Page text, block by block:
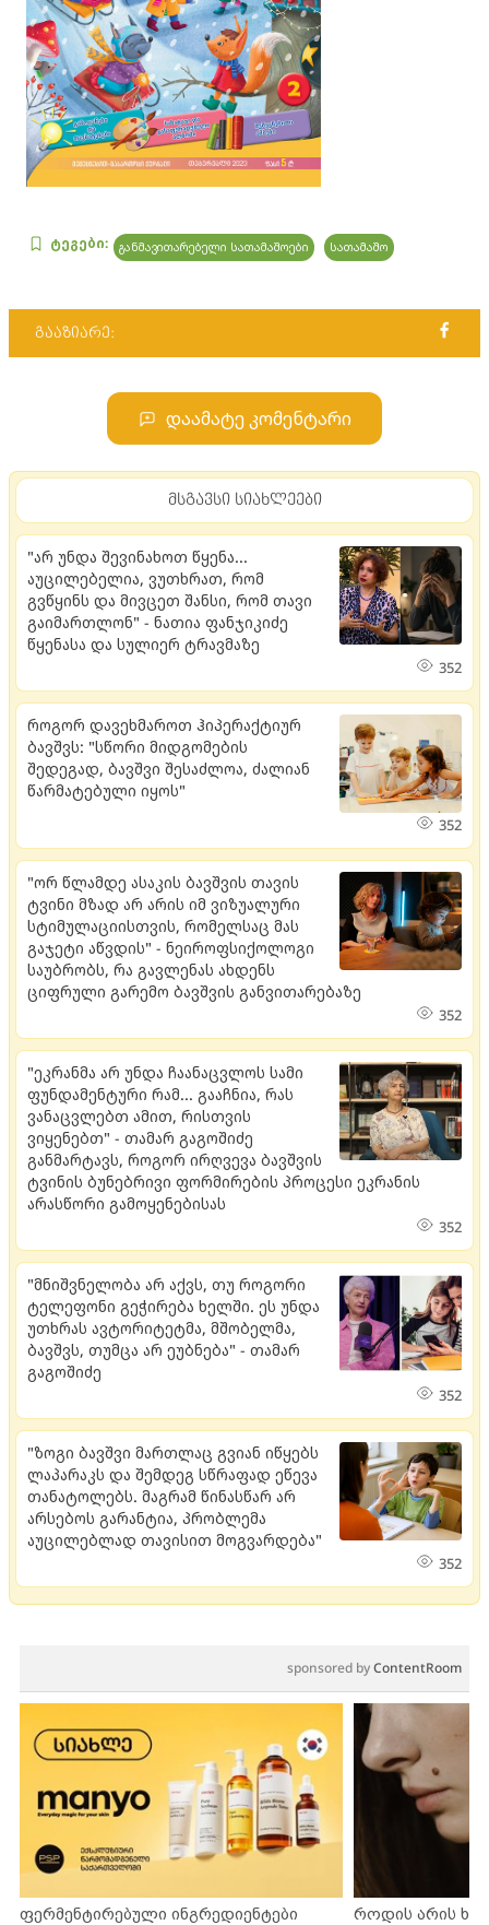
ტეგები: განმავითარებელი სათამაშოები სათამაშო
გააზიარე:
დაამატე კომენტარი
მსგავსი სიახლეები
"არ უნდა შევინახოთ წყენა...
აუცილებელია, ვუთხრათ, რომ
გვწყინს და მივცეთ შანსი, რომ თავი
გაიმართლონ" - ნათია ფანჯიკიძე
წყენასა და სულიერ ტრავმაზე
352
როგორ დავეხმაროთ ჰიპერაქტიურ
ბავშვს: "სწორი მიდგომების
შედეგად, ბავშვი შესაძლოა, ძალიან
წარმატებული იყოს"
352
"ორ წლამდე ასაკის ბავშვის თავის
ტვინი მზად არ არის იმ ვიზუალური
სტიმულაციისთვის, რომელსაც მას
გაჯეტი აწვდის" - ნეიროფსიქოლოგი
საუბრობს, რა გავლენას ახდენს
ციფრული გარემო ბავშვის განვითარებაზე
352
"ეკრანმა არ უნდა ჩაანაცვლოს სამი
ფუნდამენტური რამ... გააჩნია, რას
ვანაცვლებთ ამით, რისთვის
ვიყენებთ" - თამარ გაგოშიძე
განმარტავს, როგორ ირღვევა ბავშვის
ტვინის ბუნებრივი ფორმირების პროცესი ეკრანის
არასწორი გამოყენებისას
352
"მნიშვნელობა არ აქვს, თუ როგორი
ტელეფონი გეჭირება ხელში. ​ეს უნდა
უთხრას ავტორიტეტმა, მშობელმა,
ბავშვს, თუმცა არ ეუბნება" - თამარ
გაგოშიძე
352
"ზოგი ბავშვი მართლაც გვიან იწყებს
ლაპარაკს და შემდეგ სწრაფად ეწევა
თანატოლებს. მაგრამ წინასწარ არ
არსებოს გარანტია, პრობლემა
აუცილებლად თავისით მოგვარდება"
352
sponsored byContentRoom
ფერმენტირებული ინგრედიენტები როდის არის